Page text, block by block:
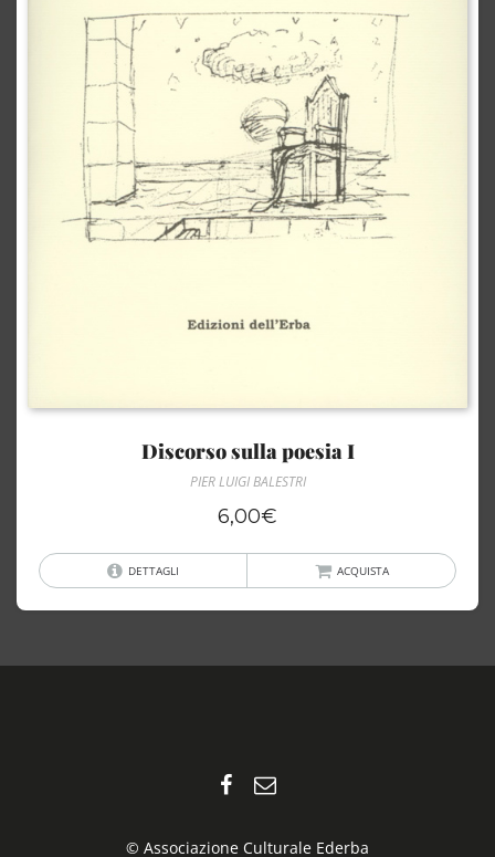
Discorso sulla poesia I
PIER LUIGI BALESTRI
6,00€
DETTAGLI ACQUISTA
© Associazione Culturale Ederba